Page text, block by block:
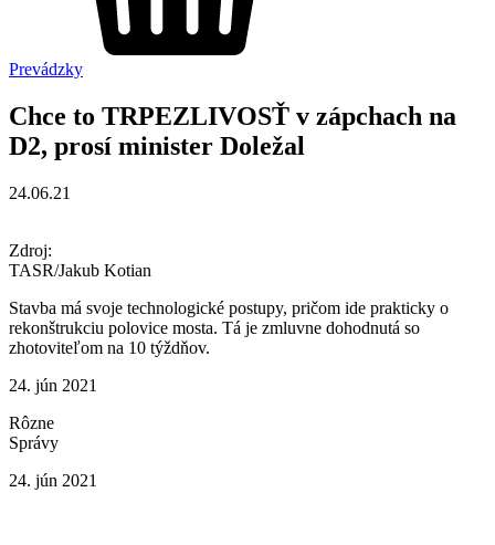
Prevádzky
Chce to TRPEZLIVOSŤ v zápchach na
D2, prosí minister Doležal
24.06.21
Zdroj:
TASR/Jakub Kotian
Stavba má svoje technologické postupy, pričom ide prakticky o
rekonštrukciu polovice mosta. Tá je zmluvne dohodnutá so
zhotoviteľom na 10 týždňov.
24. jún 2021
Rôzne
Správy
24. jún 2021